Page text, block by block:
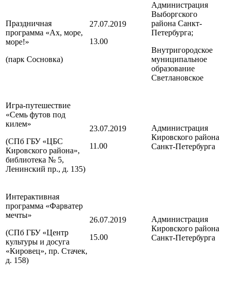
Праздничная
программа «Ах, море,
море!»
(парк Сосновка)
27.07.2019
13.00
Администрация
Выборгского
района Санкт-
Петербурга;
Внутригородское
муниципальное
образование
Светлановское
Игра-путешествие
«Семь футов под
килем»
(СПб ГБУ «ЦБС
Кировского района»,
библиотека № 5,
Ленинский пр., д. 135)
23.07.2019
11.00
Администрация
Кировского района
Санкт-Петербурга
Интерактивная
программа «Фарватер
мечты»
(СПб ГБУ «Центр
культуры и досуга
«Кировец», пр. Стачек,
д. 158)
26.07.2019
15.00
Администрация
Кировского района
Санкт-Петербурга